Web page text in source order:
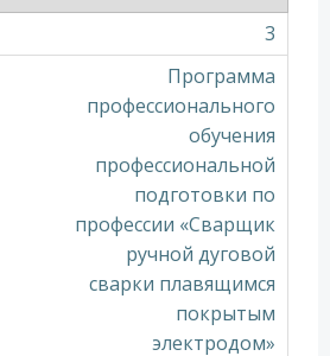
3
Программа
профессионального
обучения
профессиональной
подготовки по
профессии «Сварщик
ручной дуговой
сварки плавящимся
покрытым
электродом»